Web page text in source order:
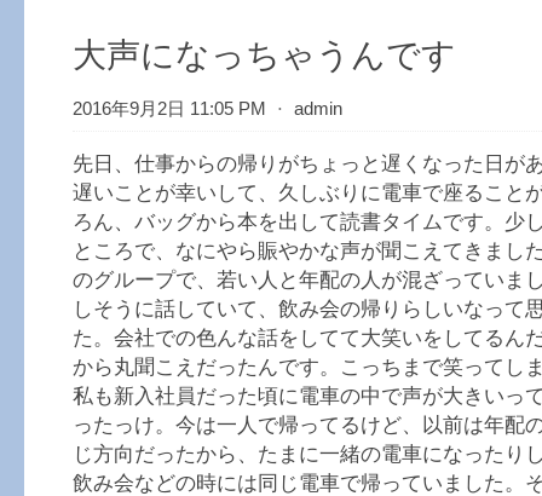
大声になっちゃうんです
2016年9月2日 11:05 PM ⋅ admin
先日、仕事からの帰りがちょっと遅くなった日が
遅いことが幸いして、久しぶりに電車で座ること
ろん、バッグから本を出して読書タイムです。少
ところで、なにやら賑やかな声が聞こえてきまし
のグループで、若い人と年配の人が混ざっていま
しそうに話していて、飲み会の帰りらしいなって
た。会社での色んな話をしてて大笑いをしてるん
から丸聞こえだったんです。こっちまで笑ってし
私も新入社員だった頃に電車の中で声が大きいっ
ったっけ。今は一人で帰ってるけど、以前は年配
じ方向だったから、たまに一緒の電車になったり
飲み会などの時には同じ電車で帰っていました。